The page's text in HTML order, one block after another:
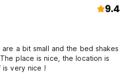
9.4
a bit small and the bed shakes
place is nice, the location is
very nice !